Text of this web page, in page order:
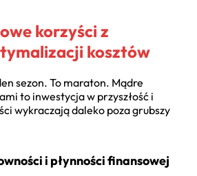
korzyści z
kosztów
sezon. To maraton. Mądre
to inwestycja w przyszłość i
wykraczają daleko poza grubszy
i płynności finansowej